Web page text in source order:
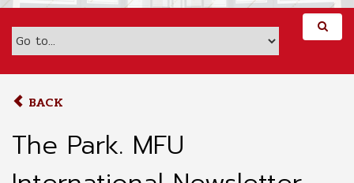
m
c
BACK
The Park. MFU